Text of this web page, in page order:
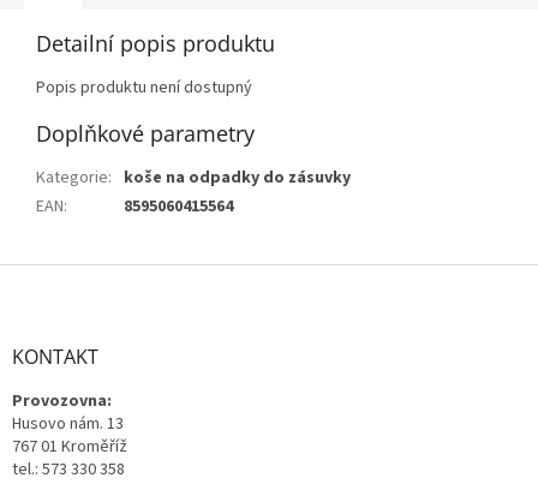
Detailní popis produktu
Popis produktu není dostupný
Doplňkové parametry
Kategorie: koše na odpadky do zásuvky
EAN: 8595060415564
Z
KONTAKT
Provozovna:
Husovo nám. 13
767 01 Kroměříž
tel.: 573 330 358